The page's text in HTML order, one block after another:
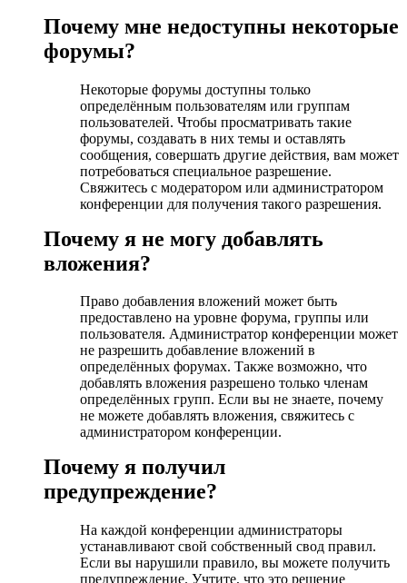
Почему мне недоступны некоторые
форумы?
Некоторые форумы доступны только
определённым пользователям или группам
пользователей. Чтобы просматривать такие
форумы, создавать в них темы и оставлять
сообщения, совершать другие действия, вам может
потребоваться специальное разрешение.
Свяжитесь с модератором или администратором
конференции для получения такого разрешения.
Почему я не могу добавлять
вложения?
Право добавления вложений может быть
предоставлено на уровне форума, группы или
пользователя. Администратор конференции может
не разрешить добавление вложений в
определённых форумах. Также возможно, что
добавлять вложения разрешено только членам
определённых групп. Если вы не знаете, почему
не можете добавлять вложения, свяжитесь с
администратором конференции.
Почему я получил
предупреждение?
На каждой конференции администраторы
устанавливают свой собственный свод правил.
Если вы нарушили правило, вы можете получить
предупреждение. Учтите, что это решение